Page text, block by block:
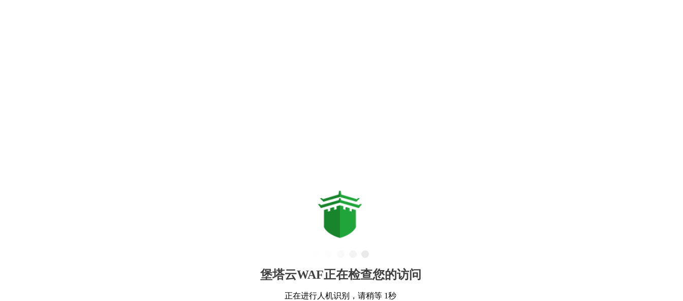
堡塔云WAF正在检查您的访问
正在进行人机识别，请稍等 1秒